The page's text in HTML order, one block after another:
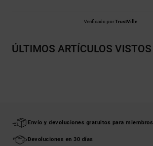
Verificado porTrustVille
ÚLTIMOS ARTÍCULOS VISTOS
Envío y devoluciones gratuitos para miembros
Devoluciones en 30 días